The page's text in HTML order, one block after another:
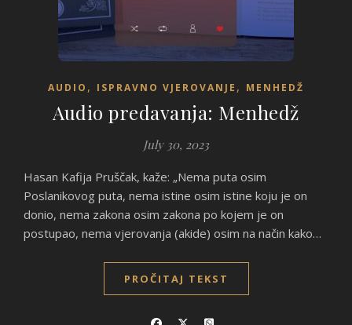
AUDIO , ISPRAVNO VJEROVANJE , MENHEDŽ
Audio predavanja: Menhedž
July 30, 2023
Hasan Kafija Pruščak, kaže: „Nema puta osim
Poslanikovog puta, nema istine osim istine koju je on
donio, nema zakona osim zakona po kojem je on
postupao, nema vjerovanja (akide) osim na način kako…
PROČITAJ TEKST